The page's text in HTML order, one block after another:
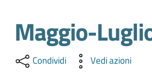
Gestire
l'impresa
Salta al contenuto
Maggio-
Condividi Vedi azioni